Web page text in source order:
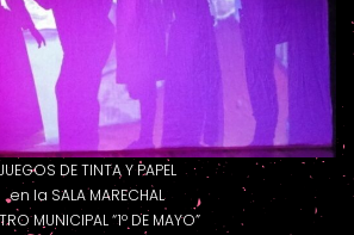
DE TINTA Y PAPEL
en la SALA MARECHAL
MUNICIPAL “1º DE MAYO”